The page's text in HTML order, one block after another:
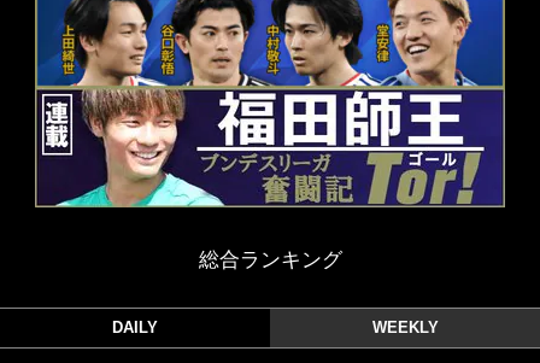
総合ランキング
DAILY WEEKLY